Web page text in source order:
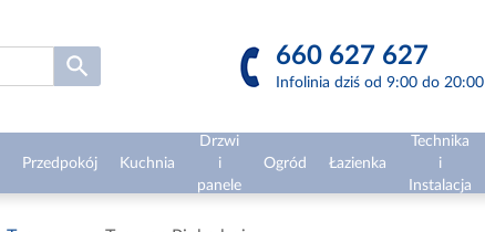
660 627 627
Infolinia dziś od 9:00 do 20:00
Przedpokój Kuchnia
Drzwi
i
panele
Ogród Łazienka
Technika
i
Instalacja